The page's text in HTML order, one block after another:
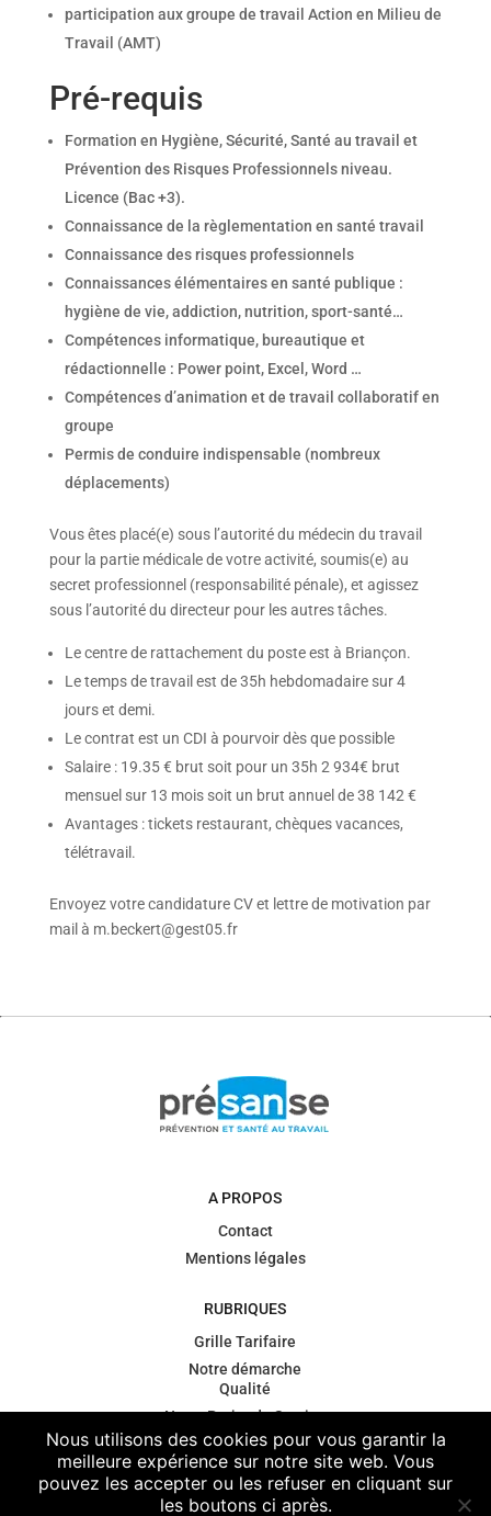
participation aux groupe de travail Action en Milieu de
Travail (AMT)
Pré-requis
Formation en Hygiène, Sécurité, Santé au travail et
Prévention des Risques Professionnels niveau.
Licence (Bac +3).
Connaissance de la règlementation en santé travail
Connaissance des risques professionnels
Connaissances élémentaires en santé publique :
hygiène de vie, addiction, nutrition, sport-santé…
Compétences informatique, bureautique et
rédactionnelle : Power point, Excel, Word …
Compétences d’animation et de travail collaboratif en
groupe
Permis de conduire indispensable (nombreux
déplacements)
Vous êtes placé(e) sous l’autorité du médecin du travail
pour la partie médicale de votre activité, soumis(e) au
secret professionnel (responsabilité pénale), et agissez
sous l’autorité du directeur pour les autres tâches.
Le centre de rattachement du poste est à Briançon.
Le temps de travail est de 35h hebdomadaire sur 4
jours et demi.
Le contrat est un CDI à pourvoir dès que possible
Salaire : 19.35 € brut soit pour un 35h 2 934€ brut
mensuel sur 13 mois soit un brut annuel de 38 142 €
Avantages : tickets restaurant, chèques vacances,
télétravail.
Envoyez votre candidature CV et lettre de motivation par
mail à m.beckert@gest05.fr
A PROPOS
Contact
Mentions légales
RUBRIQUES
Grille Tarifaire
Notre démarche
Qualité
Notre Projet de Service
Gouvernance
Contexte
règlementaire
Nous utilisons des cookies pour vous garantir la
meilleure expérience sur notre site web. Vous
pouvez les accepter ou les refuser en cliquant sur
les boutons ci après.